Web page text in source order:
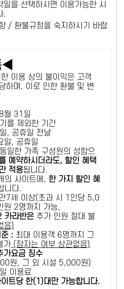
을 선택하시면 이용가능한 시
.
/ 환불규정을 숙지하시기 바랍
◀
이용 상의 불이익은 고객
하며, 이로 인한 환불 및 변
월 31일
를 제외한 기간
, 공휴일 전날
일, 공휴일
일한 가족 구성원의 성함으
예약하시더라도, 할인 혜택
적용됩니다.
의 사이트에, 한 가지 할인 혜
니다.
7세 이상(초과 시 1인당 5,0
원 2명까지 가능,
반은 추가 인원 절대 불
음)
: ​최대 이용객 6명까지 그
가 (잠자는 여부 상관없음)
가요금 징수
원, 그 외 시설 5,000원)
이용료
트당 한(1)대만 가능합니다.